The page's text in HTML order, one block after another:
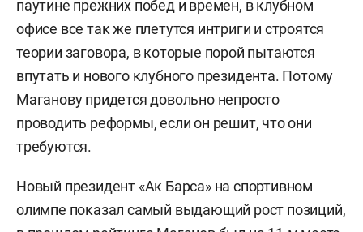
паутине прежних побед и времен, в клубном
офисе все так же плетутся интриги и строятся
теории заговора, в которые порой пытаются
впутать и нового клубного президента. Потому
Маганову придется довольно непросто
проводить реформы, если он решит, что они
требуются.
Новый президент «Ак Барса» на спортивном
олимпе показал самый выдающий рост позиций,